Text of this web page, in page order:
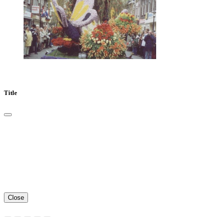
Title
Close